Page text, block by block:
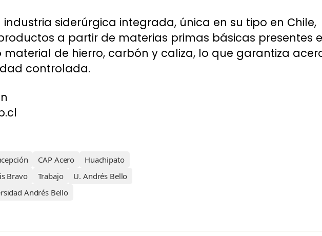
industria siderúrgica integrada, única en su tipo en Chile,
a partir de materias primas básicas presentes
de hierro, carbón y caliza, lo que garantiza
controlada.
CAP Acero
Huachipato
Bravo Trabajo
U. Andrés Bello
Andrés Bello